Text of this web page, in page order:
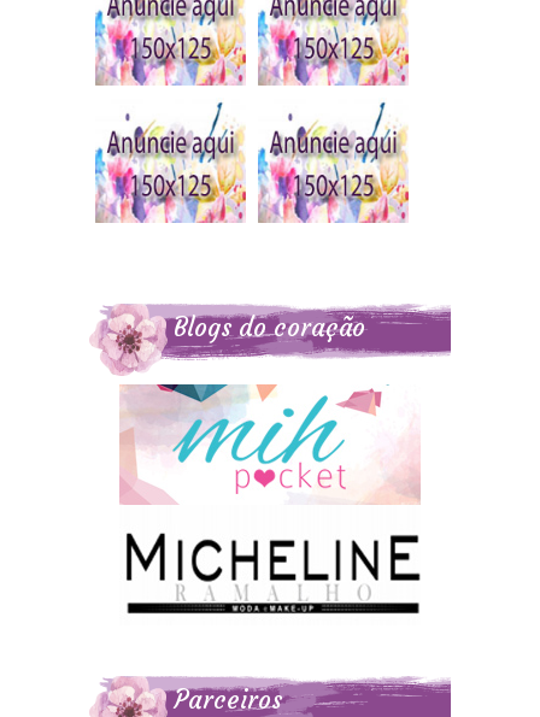
Blogs do coração
Parceiros